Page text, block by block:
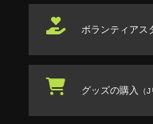
ボランティアス
グッズの購入 （